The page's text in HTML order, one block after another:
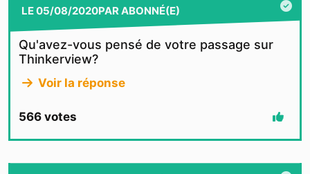
LE05/08/2020PAR ABONNÉ(E)
Qu'avez-vous pensé de votre passage sur
Thinkerview?
Voir la réponse
566 votes